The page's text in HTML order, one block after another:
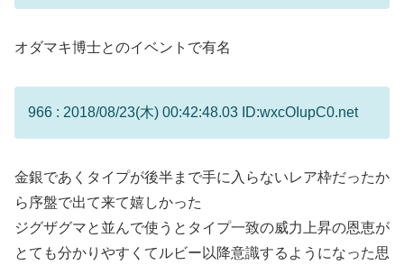
オダマキ博士とのイベントで有名
966 : 2018/08/23(木) 00:42:48.03 ID:wxcOIupC0.net
金銀であくタイプが後半まで手に入らないレア枠だったか
ら序盤で出て来て嬉しかった
ジグザグマと並んで使うとタイプ一致の威力上昇の恩恵が
とても分かりやすくてルビー以降意識するようになった思